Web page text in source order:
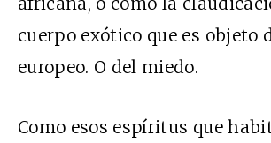
cuerpo exótico que es objeto
europeo. O del miedo.
Como esos espíritus que